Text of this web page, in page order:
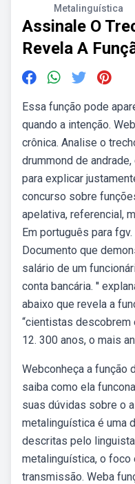
Metalinguística
Assinale O
Revela A
Essa função pode
quando a intenção.
crônica. Analise o
drummond de
para explicar
concurso sobre
apelativa, referencial,
Em português para
Documento que
salário de um
conta bancária. ''
abaixo que revela a
“cientistas descobrem
12. 300 anos, o mais
Webconheça a função
saiba como ela
suas dúvidas sobre o
metalinguística é uma
descritas pelo
metalinguística, o foco
transmissão. Weba